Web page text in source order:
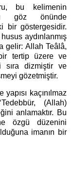
bu kelimenin
göz önünde
bir göstergesidir.
aydınlanmış
gelir: Allah Teâlâ,
tertip üzere ve
sıra dizmiştir ve
gözetmiştir.
kaçınılmaz
(Allah)
anlamaktır. Bu
özgü düzenini
imanın bir